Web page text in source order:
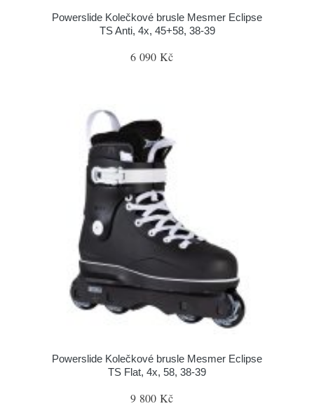
Powerslide Kolečkové brusle Mesmer Eclipse
TS Anti, 4x, 45+58, 38-39
6 090 Kč
Powerslide Kolečkové brusle Mesmer Eclipse
TS Flat, 4x, 58, 38-39
9 800 Kč